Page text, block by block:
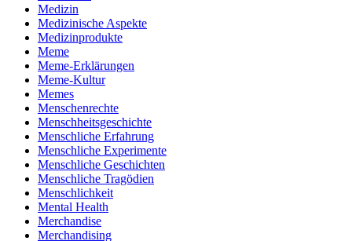
Medizin
Medizinische Aspekte
Medizinprodukte
Meme
Meme-Erklärungen
Meme-Kultur
Memes
Menschenrechte
Menschheitsgeschichte
Menschliche Erfahrung
Menschliche Experimente
Menschliche Geschichten
Menschliche Tragödien
Menschlichkeit
Mental Health
Merchandise
Merchandising